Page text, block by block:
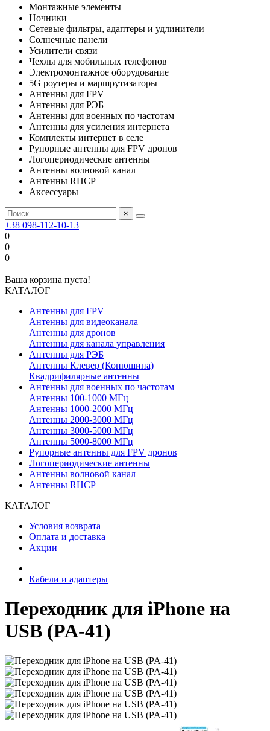
Монтажные элементы
Ночники
Сетевые фильтры, адаптеры и удлинители
Солнечные панели
Усилители связи
Чехлы для мобильных телефонов
Электромонтажное оборудование
5G роутеры и маршрутизаторы
Антенны для FPV
Антенны для РЭБ
Антенны для военных по частотам
Антенны для усиления интернета
Комплекты интернет в селе
Рупорные антенны для FPV дронов
Логопериодические антенны
Антенны волновой канал
Антенны RHCP
Аксессуары
×
+38 098-112-10-13
0
0
0
Ваша корзина пуста!
КАТАЛОГ
Антенны для FPV
Антенны для видеоканала
Антенны для дронов
Антенны для канала управления
Антенны для РЭБ
Антенны Клевер (Конюшина)
Квадрифилярные антенны
Антенны для военных по частотам
Антенны 100-1000 МГц
Антенны 1000-2000 МГц
Антенны 2000-3000 МГц
Антенны 3000-5000 МГц
Антенны 5000-8000 МГц
Рупорные антенны для FPV дронов
Логопериодические антенны
Антенны волновой канал
Антенны RHCP
КАТАЛОГ
Условия возврата
Оплата и доставка
Акции
Кабели и адаптеры
Переходник для iPhone на
USB (PA-41)